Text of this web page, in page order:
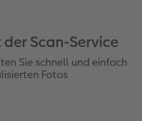
Scan-Service
Sie schnell und einfach
Fotos